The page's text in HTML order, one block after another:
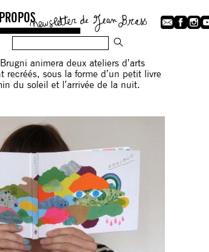
animera deux ateliers d’arts
recréés, sous la forme d’un petit livre
du soleil et l’arrivée de la nuit.